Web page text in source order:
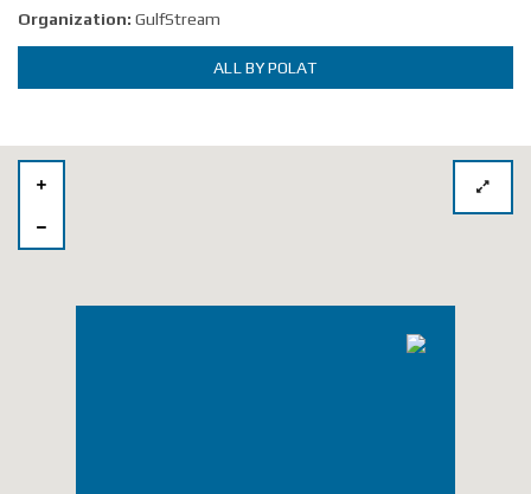
Organization: GulfStream
ALL BY POLAT